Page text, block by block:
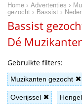
Home › Advertenties ›
gezocht › Bassist ›
Bassist
Dé
Gebruikte filters:
Muzikanten gezocht
Overijssel